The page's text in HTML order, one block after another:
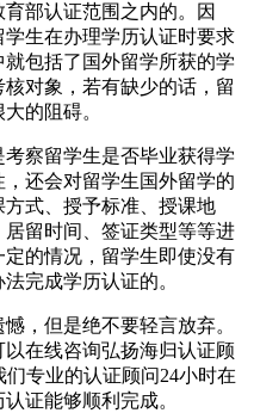
部认证范围之内的。因
生在办理学历认证时要求
包括了国外留学所获的学
对象，若有缺少的话，留
的阻碍。
察留学生是否毕业获得学
还会对留学生国外留学的
式、授予标准、授课地
留时间、签证类型等等进
的情况，留学生即使没有
完成学历认证的。
，但是绝不要轻言放弃。
在线咨询弘扬海归认证顾
们专业的认证顾问24小时在
证能够顺利完成。